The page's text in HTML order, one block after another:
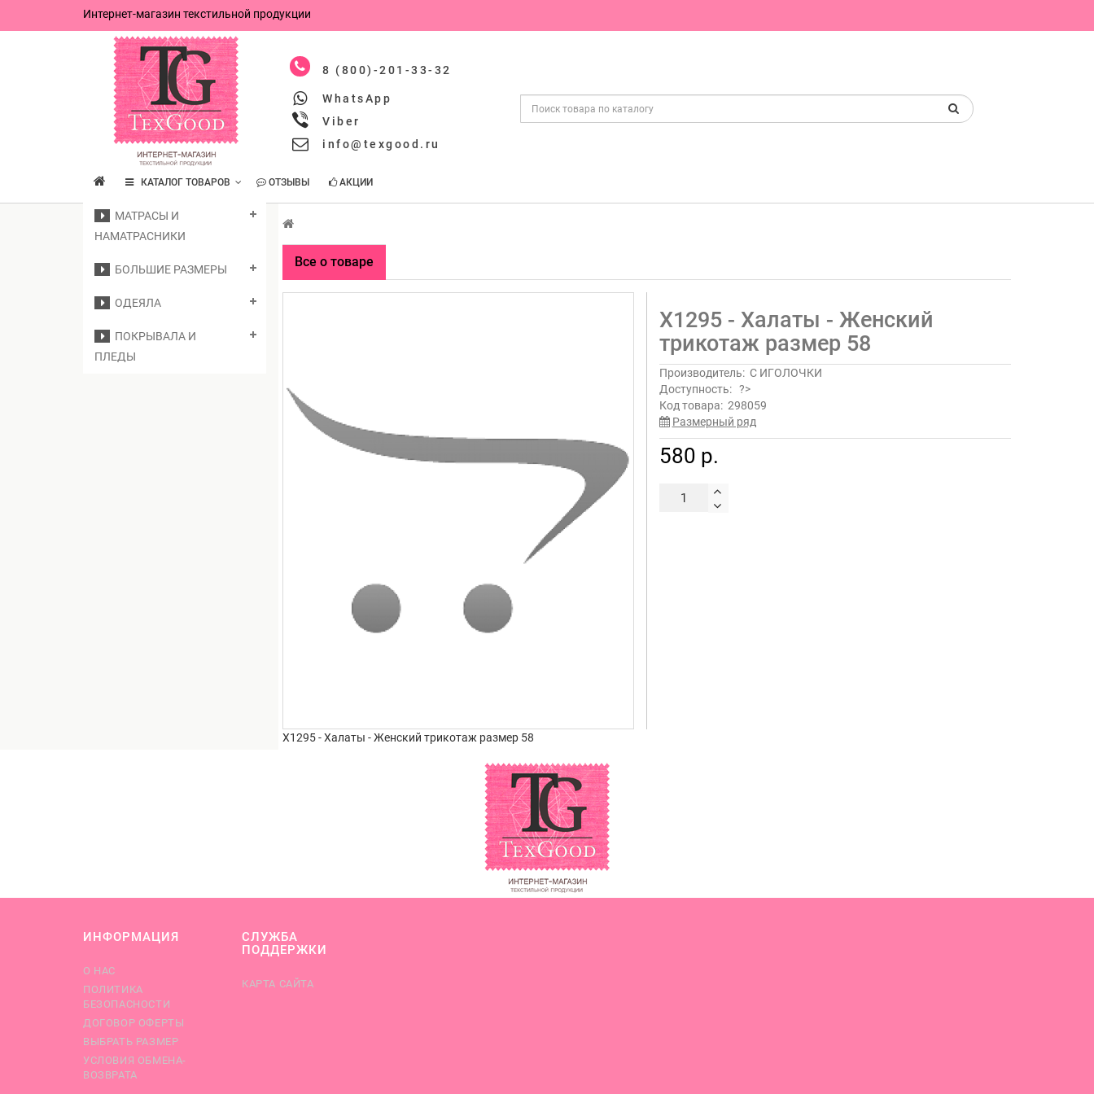
Интернет-магазин текстильной продукции
8 (800)-201-33-32
WhatsApp
Viber
info@texgood.ru
КАТАЛОГ ТОВАРОВ ОТЗЫВЫ АКЦИИ
МАТРАСЫ И
НАМАТРАСНИКИ
БОЛЬШИЕ РАЗМЕРЫ
ОДЕЯЛА
ПОКРЫВАЛА И
ПЛЕДЫ
Все о товаре
Х1295 - Халаты - Женский
трикотаж размер 58
Производитель: С ИГОЛОЧКИ
Доступность: ?>
Код товара: 298059
Размерный ряд
580 р.
Х1295 - Халаты - Женский трикотаж размер 58
ИНФОРМАЦИЯ
О НАС
ПОЛИТИКА
БЕЗОПАСНОСТИ
ДОГОВОР ОФЕРТЫ
ВЫБРАТЬ РАЗМЕР
УСЛОВИЯ ОБМЕНА-
ВОЗВРАТА
СЛУЖБА
ПОДДЕРЖКИ
КАРТА САЙТА